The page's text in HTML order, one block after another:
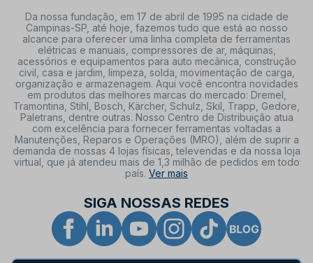
Da nossa fundação, em 17 de abril de 1995 na cidade de
Campinas-SP, até hoje, fazemos tudo que está ao nosso
alcance para oferecer uma linha completa de ferramentas
elétricas e manuais, compressores de ar, máquinas,
acessórios e equipamentos para auto mecânica, construção
civil, casa e jardim, limpeza, solda, movimentação de carga,
organização e armazenagem. Aqui você encontra novidades
em produtos das melhores marcas do mercado: Dremel,
Tramontina, Stihl, Bosch, Kärcher, Schulz, Skil, Trapp, Gedore,
Paletrans, dentre outras. Nosso Centro de Distribuição atua
com excelência para fornecer ferramentas voltadas a
Manutenções, Reparos e Operações (MRO), além de suprir a
demanda de nossas 4 lojas físicas, televendas e da nossa loja
virtual, que já atendeu mais de 1,3 milhão de pedidos em todo
país. Ver mais
SIGA NOSSAS REDES